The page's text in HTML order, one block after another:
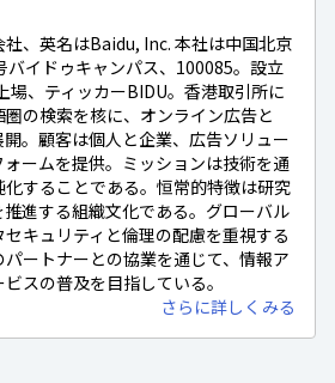
、英名はBaidu, Inc. 本社は中国北京
バイドゥキャンパス、100085。設立
場、ティッカーBIDU。香港取引所に
の検索を核に、オンライン広告と
。顧客は個人と企業、広告ソリュー
ームを提供。ミッションは技術を通
化することである。恒常的特徴は研究
進する組織文化である。グローバル
キュリティと倫理の配慮を重視する
ートナーとの協業を通じて、情報ア
スの普及を目指している。
さらに詳しくみる